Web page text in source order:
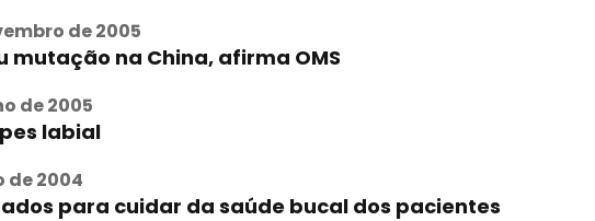
de 2005
na China, afirma OMS
de 2005
labial
de 2004
para cuidar da saúde bucal dos pacientes